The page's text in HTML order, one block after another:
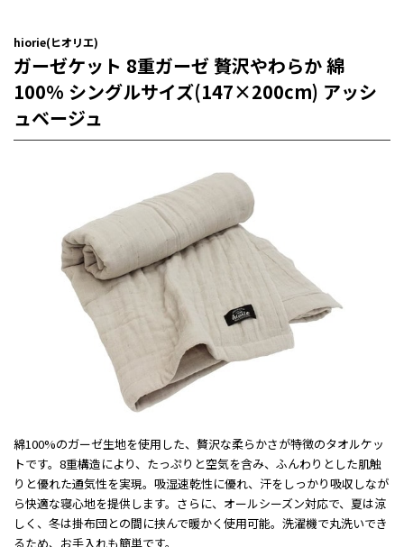
hiorie(ヒオリエ)
ガーゼケット 8重ガーゼ 贅沢やわらか 綿
100% シングルサイズ(147×200cm) アッシ
ュベージュ
綿100%のガーゼ生地を使用した、贅沢な柔らかさが特徴のタオルケッ
トです。8重構造により、たっぷりと空気を含み、ふんわりとした肌触
りと優れた通気性を実現。吸湿速乾性に優れ、汗をしっかり吸収しなが
ら快適な寝心地を提供します。さらに、オールシーズン対応で、夏は涼
しく、冬は掛布団との間に挟んで暖かく使用可能。洗濯機で丸洗いでき
るため、お手入れも簡単です。